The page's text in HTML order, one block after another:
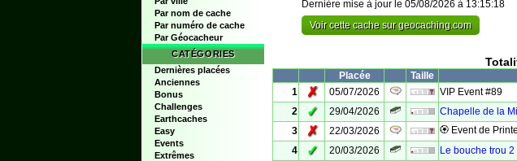
Par nom de cache
Par numéro de cache
Par Géocacheur
CATÉGORIES
Dernières placées
Anciennes
Bonus
Challenges
Earthcaches
Easy
Events
Extrêmes
Dernière mise à jour le 05/08/2026 à 13:15:18
Voir cette cache sur geocaching.com
Placée Taille
1
✗ 05/07/2026
VIP Event #89
2
✓ 29/04/2026
Chapelle de la
3
✗ 22/03/2026
🏵 Event de
4
✓ 20/03/2026
Le bouche trou 2